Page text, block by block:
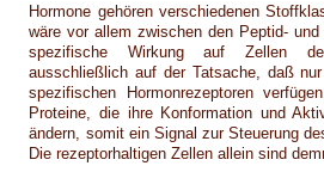
Hormone gehören verschiedenen
wäre vor allem zwischen den Peptid-
spezifische Wirkung auf Zellen
ausschließlich auf der Tatsache, daß
spezifischen Hormonrezeptoren
Proteine, die ihre Konformation und
ändern, somit ein Signal zur Steuerung
Die rezeptorhaltigen Zellen allein sind